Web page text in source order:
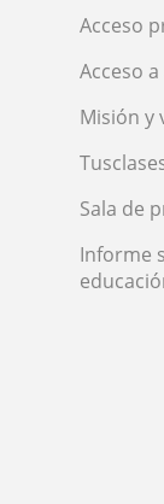
Acceso
Acceso
Misión y
Sala de
Informe